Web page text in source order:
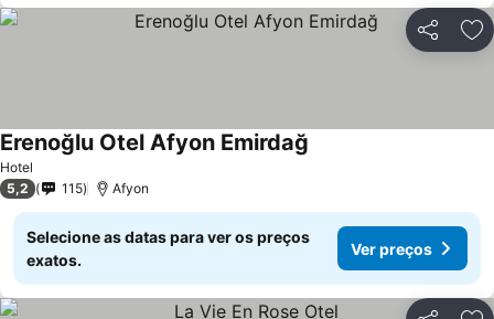
Partilhar
Hotel
Erenoğlu Otel Afyon Emirdağ
5,2 115 Afyon
Selecione as datas para ver os preços
exatos.
Ver preços